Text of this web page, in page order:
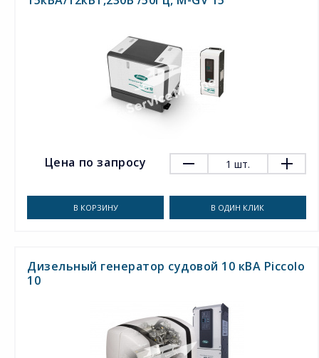
Цена по запросу 1 шт.
В КОРЗИНУ В ОДИН КЛИК
Дизельный генератор судовой 10 кВА Piccolo
10